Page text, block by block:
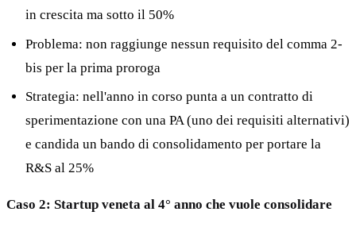
in crescita ma sotto il 50%
Problema: non raggiunge nessun requisito del comma 2-
bis per la prima proroga
Strategia: nell'anno in corso punta a un contratto di
sperimentazione con una PA (uno dei requisiti alternativi)
e candida un bando di consolidamento per portare la
R&S al 25%
Caso 2: Startup veneta al 4° anno che vuole consolidare